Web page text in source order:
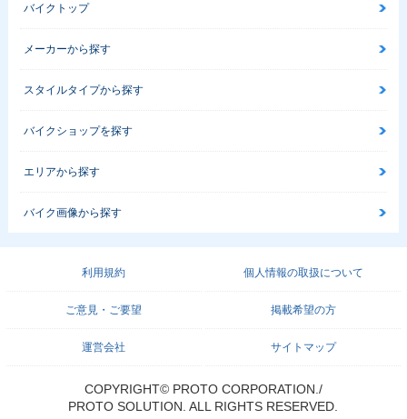
バイクトップ
メーカーから探す
スタイルタイプから探す
バイクショップを探す
エリアから探す
バイク画像から探す
利用規約 個人情報の取扱について
ご意見・ご要望 掲載希望の方
運営会社 サイトマップ
COPYRIGHT© PROTO CORPORATION./
PROTO SOLUTION. ALL RIGHTS RESERVED.